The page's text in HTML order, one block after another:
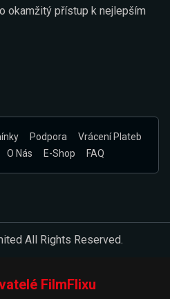
okamžitý přístup k nejlepším
Podpora
Vrácení Plateb
O Nás E-Shop FAQ
All Rights Reserved.
FilmFlixu